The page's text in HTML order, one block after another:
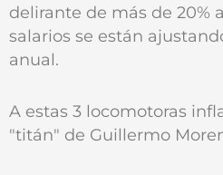
delirante de más de 20%
salarios se están
anual.
A estas 3 locomotoras
"titán" de Guillermo